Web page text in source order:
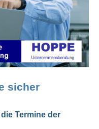
sicher
Termine der